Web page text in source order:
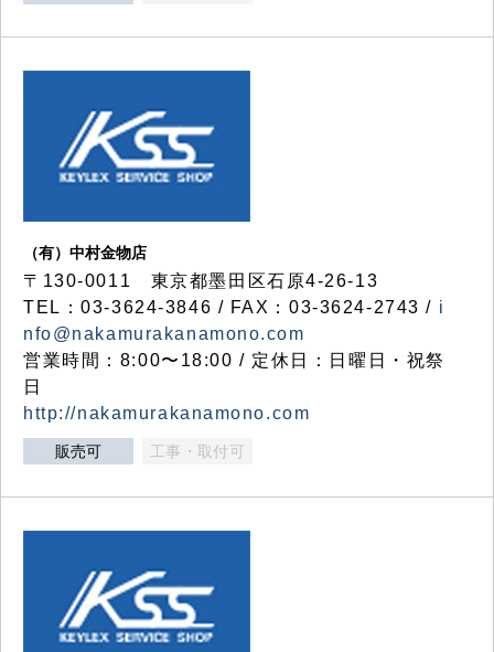
（有）中村金物店
〒130-0011 東京都墨田区石原4-26-13
TEL：03-3624-3846 / FAX：03-3624-2743 / i
nfo@nakamurakanamono.com
営業時間：8:00〜18:00 / 定休日：日曜日・祝祭
日
http://nakamurakanamono.com
販売可 工事・取付可